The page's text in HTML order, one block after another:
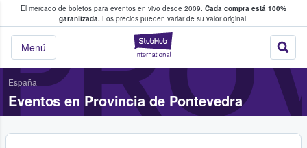
El mercado de boletos para eventos en vivo desde 2009. Cada compra está 100%
garantizada. Los precios pueden variar de su valor original.
StubHub: donde
Menú
fans compran y venden boletos
España
Eventos en Provincia de Pontevedra